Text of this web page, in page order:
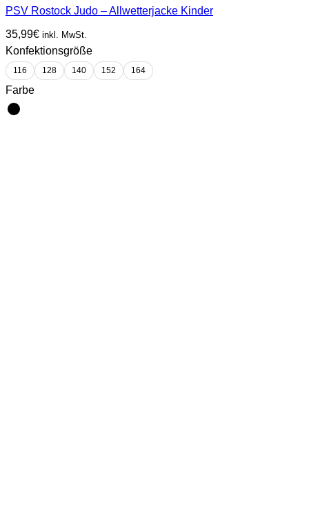
PSV Rostock Judo – Allwetterjacke Kinder
35,99€ inkl. MwSt.
Konfektionsgröße
116 128 140 152 164
Farbe